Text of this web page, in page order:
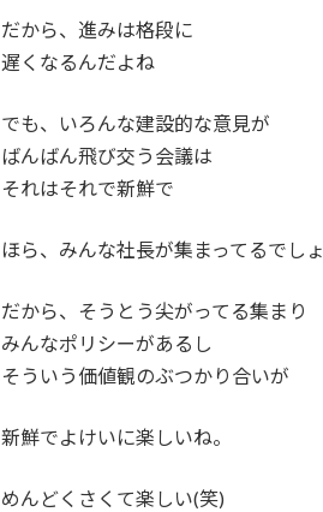
だから、進みは格段に
遅くなるんだよね
でも、いろんな建設的な意見が
ばんばん飛び交う会議は
それはそれで新鮮で
ほら、みんな社長が集まってるでしょ
だから、そうとう尖がってる集まり
みんなポリシーがあるし
そういう価値観のぶつかり合いが
新鮮でよけいに楽しいね。
めんどくさくて楽しい(笑)